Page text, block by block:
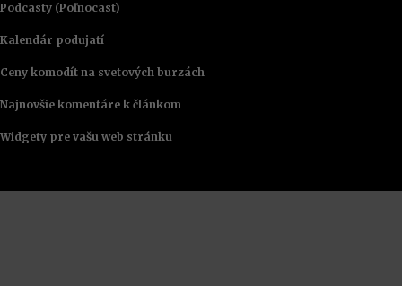
Podcasty (Poľnocast)
Kalendár podujatí
Ceny komodít na svetových burzách
Najnovšie komentáre k článkom
Widgety pre vašu web stránku